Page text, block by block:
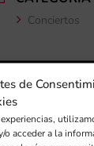
de
o acceder a la
Conciertos